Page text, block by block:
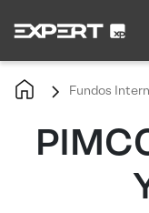
Fundos